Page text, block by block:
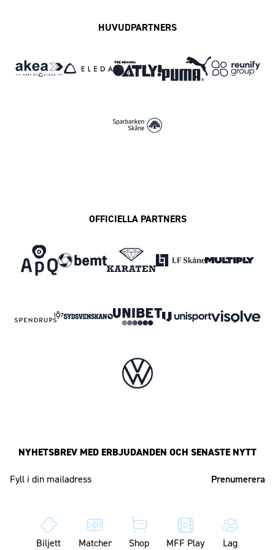
HUVUDPARTNERS
OFFICIELLA PARTNERS
NYHETSBREV MED ERBJUDANDEN OCH SENASTE NYTT
Biljett Matcher Shop MFF Play Lag